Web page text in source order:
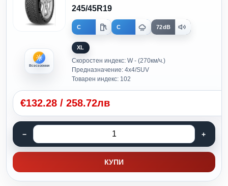
Всесезонни
245/45R19
C C 72dB
XL
Скоростен индекс: W - (270км/ч.)
Предназначение: 4x4/SUV
Товарен индекс: 102
€132.28 / 258.72лв
КУПИ